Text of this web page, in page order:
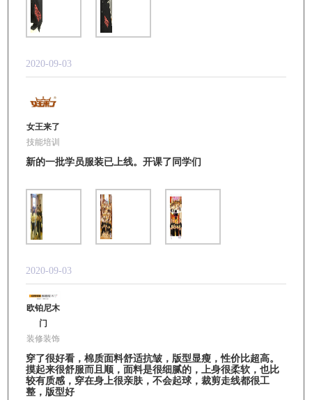
2020-09-03
女王来了
技能培训
新的一批学员服装已上线。开课了同学们
2020-09-03
欧铂尼木
门
装修装饰
穿了很好看，棉质面料舒适抗皱，版型显瘦，性价比超高。
摸起来很舒服而且顺，面料是很细腻的，上身很柔软，也比
较有质感，穿在身上很亲肤，不会起球，裁剪走线都很工
整，版型好